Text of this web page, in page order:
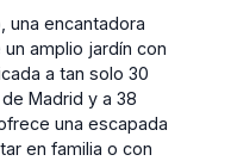
una encantadora
amplio jardín con
a tan solo 30
Madrid y a 38
una escapada
en familia o con